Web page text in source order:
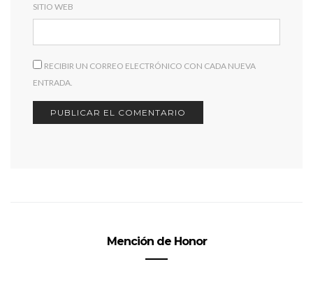
SITIO WEB
RECIBIR UN CORREO ELECTRÓNICO CON CADA NUEVA
ENTRADA.
Mención de Honor